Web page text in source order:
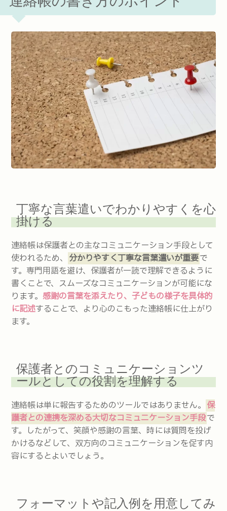
丁寧な言葉遣いでわかりやすくを心
掛ける
連絡帳は保護者との主なコミュニケーション手段として
使われるため、 分かりやすく丁寧な言葉遣いが重要で
す。専門用語を避け、保護者が一読で理解できるように
書くことで、スムーズなコミュニケーションが可能にな
ります。 感謝の言葉を添えたり、子どもの様子を具体的
に記述することで、より心のこもった連絡帳に仕上がり
ます。
保護者とのコミュニケーションツ
ールとしての役割を理解する
連絡帳は単に報告するためのツールではありません。 保
護者との連携を深める大切なコミュニケーション手段で
す。したがって、笑顔や感謝の言葉、時には質問を投げ
かけるなどして、双方向のコミュニケーションを促す内
容にするとよいでしょう。
フォーマットや記入例を用意してみ